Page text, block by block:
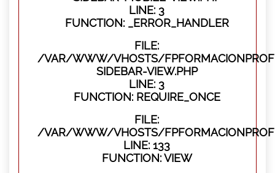
LINE: 3
FUNCTION: _ERROR_HANDLER
FILE:
/VAR/WWW/VHOSTS/
SIDEBAR-VIEW.PHP
LINE: 3
FUNCTION: REQUIRE_ONCE
FILE:
/VAR/WWW/VHOSTS/
LINE: 133
FUNCTION: VIEW